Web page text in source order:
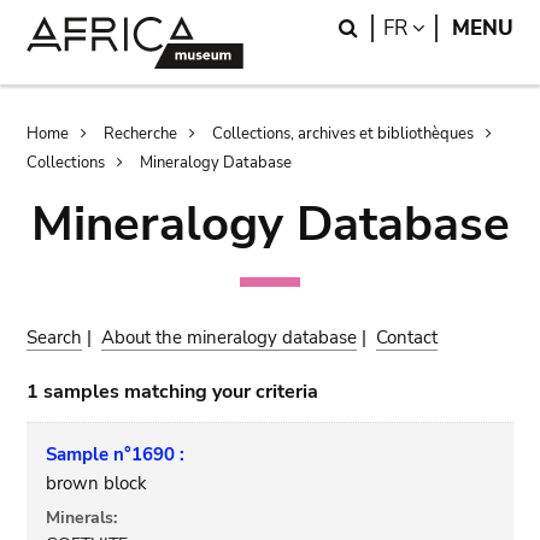
Search
FR LANGUAGE
MENU
Breadcrumb
Home Recherche
Collections, archives et bibliothèques
Collections
Mineralogy Database
Mineralogy Database
Search |About the mineralogy database | Contact
1 samples matching your criteria
Sample n°1690 :
brown block
Minerals: